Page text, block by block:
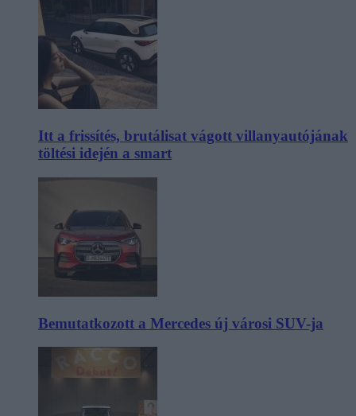
Itt a frissítés, brutálisat vágott villanyautójának
töltési idején a smart
Bemutatkozott a Mercedes új városi SUV-ja